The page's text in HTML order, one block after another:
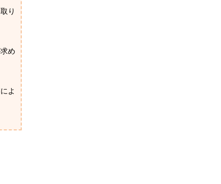
り
め
よ